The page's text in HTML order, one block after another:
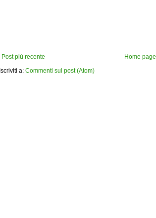
Post più recente
Home page
Iscriviti a: Commenti sul post (Atom)